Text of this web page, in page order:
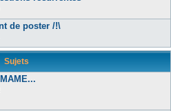
de poster /!\
Sujets